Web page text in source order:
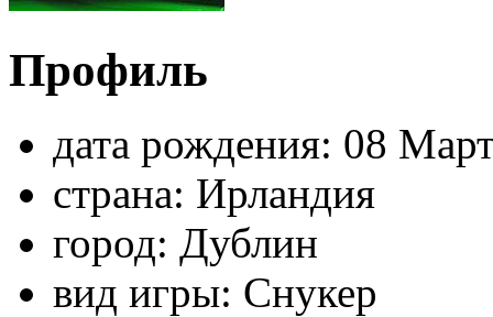
Профиль
дата рождения: 08
страна: Ирландия
город: Дублин
вид игры: Снукер